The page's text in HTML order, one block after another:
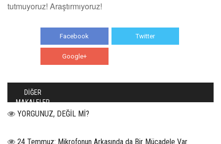
tutmuyoruz! Araştırmıyoruz!
Facebook Twitter
Google+
DİĞER
MAKALELER
YORGUNUZ, DEĞİL Mİ?
24 Temmuz: Mikrofonun Arkasında da Bir Mücadele Var